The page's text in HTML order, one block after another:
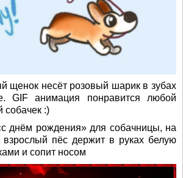
щенок несёт розовый шарик в зубах
GIF анимация понравится любой
:)
днём рождения» для собачницы, на
взрослый пёс держит в руках белую
и сопит носом